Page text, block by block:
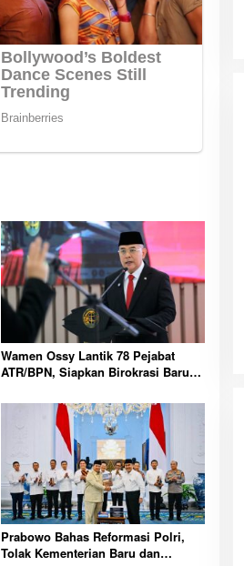
Wamen Ossy Lantik 78 Pejabat
ATR/BPN, Siapkan Birokrasi Baru
Prabowo Bahas Reformasi Polri,
Tolak Kementerian Baru dan